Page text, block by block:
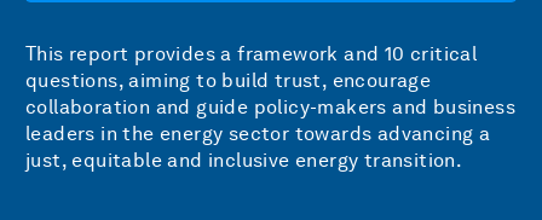
This report provides a framework and 10 critical
questions, aiming to build trust, encourage
collaboration and guide policy-makers and business
leaders in the energy sector towards advancing a
just, equitable and inclusive energy transition.